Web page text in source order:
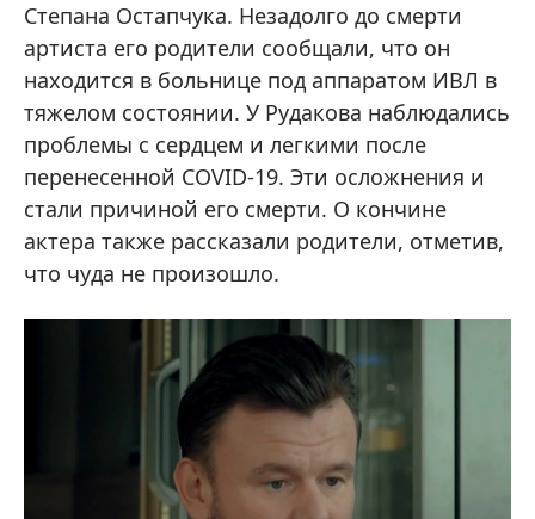
Степана Остапчука. Незадолго до смерти
артиста его родители сообщали, что он
находится в больнице под аппаратом ИВЛ в
тяжелом состоянии. У Рудакова наблюдались
проблемы с сердцем и легкими после
перенесенной COVID-19. Эти осложнения и
стали причиной его смерти. О кончине
актера также рассказали родители, отметив,
что чуда не произошло.